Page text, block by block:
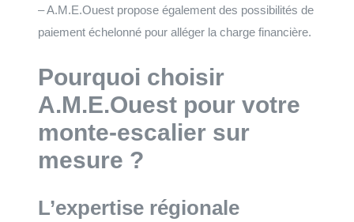
– A.M.E.Ouest propose également des possibilités de
paiement échelonné pour alléger la charge financière.
Pourquoi choisir
A.M.E.Ouest pour votre
monte-escalier sur
mesure ?
L’expertise régionale